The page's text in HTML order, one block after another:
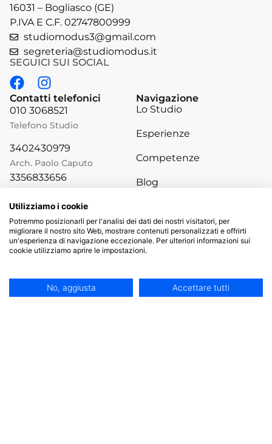
16031 – Bogliasco (GE)
P.IVA E C.F. 02747800999
studiomodus3@gmail.com
segreteria@studiomodus.it
SEGUICI SUI SOCIAL
Contatti telefonici
010 3068521
Telefono Studio
3402430979
Arch. Paolo Caputo
3356833656
3931386471
Ing. Ivano Ruscelloni
Navigazione
Lo Studio
Esperienze
Competenze
Blog
Utilizziamo i cookie
Potremmo posizionarli per l'analisi dei dati dei nostri visitatori, per
migliorare il nostro sito Web, mostrare contenuti personalizzati e offrirti
un'esperienza di navigazione eccezionale. Per ulteriori informazioni sui
cookie utilizziamo aprire le impostazioni.
No, aggiusta Accettare tutti